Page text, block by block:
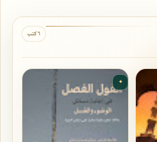
٦ كتب
✦